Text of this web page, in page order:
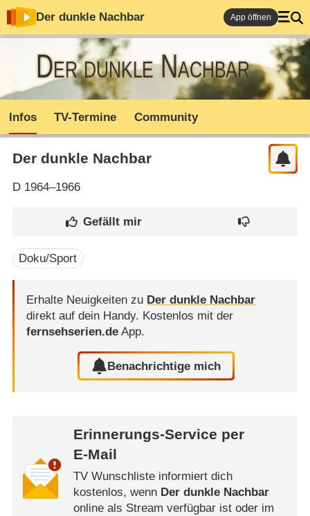
Der dunkle Nachbar App öffnen
Der dunkle Nachbar
Infos TV-Termine Community
Der dunkle Nachbar
D1964–1966
Doku/Sport
Erhalte Neuigkeiten zu Der dunkle Nachbar
direkt auf dein Handy. Kostenlos mit der
fernsehserien.deApp.
Benachrichtige mich
Erinnerungs-Service per
E-Mail
TV Wunschliste informiert dich
kostenlos, wenn Der dunkle Nachbar
online als Stream verfügbar ist oder im